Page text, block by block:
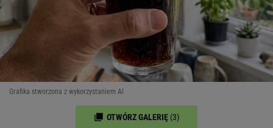
Grafika stworzona z wykorzystaniem AI
OTWÓRZ GALERIĘ (3)